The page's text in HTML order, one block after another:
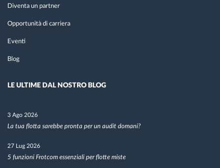
Diventa un partner
Opportunità di carriera
Eventi
Blog
LE ULTIME DAL NOSTRO BLOG
3 Ago 2026
La tua flotta sarebbe pronta per un audit domani?
27 Lug 2026
5 funzioni Frotcom essenziali per flotte miste